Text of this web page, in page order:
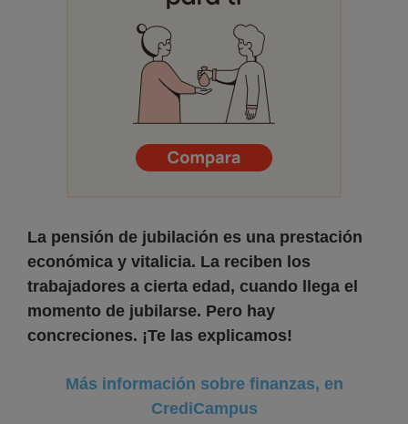
La pensión de jubilación es una prestación
económica y vitalicia. La reciben los
trabajadores a cierta edad, cuando llega el
momento de jubilarse. Pero hay
concreciones. ¡Te las explicamos!
Más información sobre finanzas, en
CrediCampus